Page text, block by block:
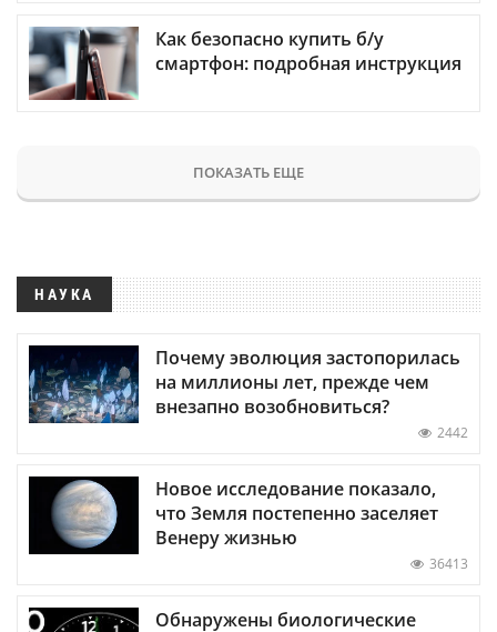
Как безопасно купить б/у
смартфон: подробная инструкция
ПОКАЗАТЬ ЕЩЕ
НАУКА
Почему эволюция застопорилась
на миллионы лет, прежде чем
внезапно возобновиться?
2442
Новое исследование показало,
что Земля постепенно заселяет
Венеру жизнью
36413
Обнаружены биологические